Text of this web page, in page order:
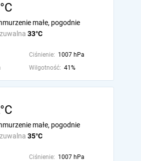
33°C
małe, pogodnie
Ciśnienie: 1007 hPa
Wilgotność: 41%
35°C
małe, pogodnie
Ciśnienie: 1007 hPa